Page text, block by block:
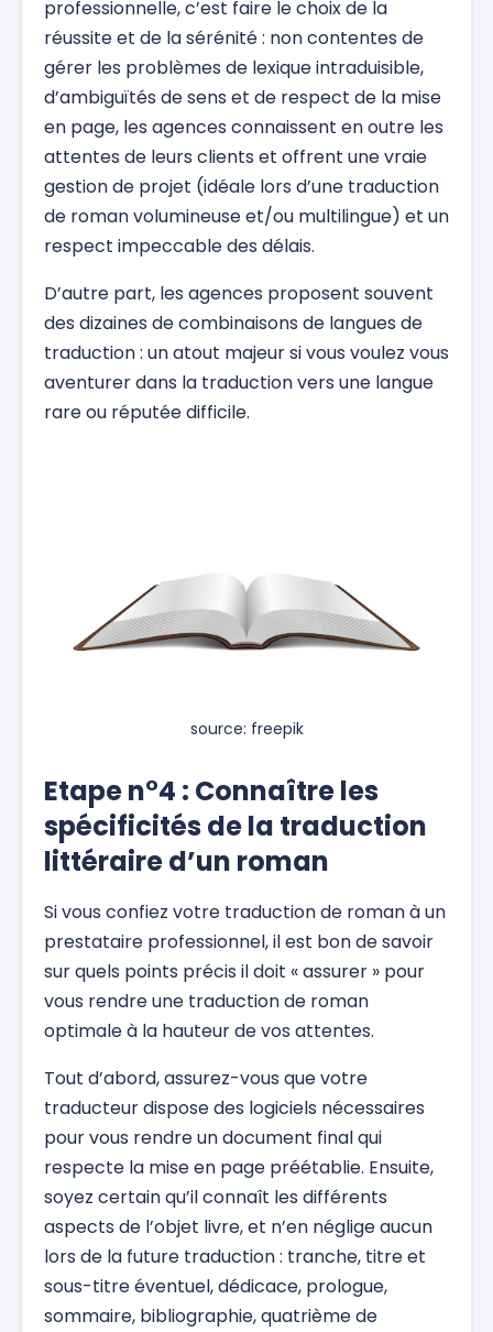
professionnelle, c’est faire le choix de la
réussite et de la sérénité : non contentes de
gérer les problèmes de lexique intraduisible,
d’ambiguïtés de sens et de respect de la mise
en page, les agences connaissent en outre les
attentes de leurs clients et offrent une vraie
gestion de projet (idéale lors d’une traduction
de roman volumineuse et/ou multilingue) et un
respect impeccable des délais.
D’autre part, les agences proposent souvent
des dizaines de combinaisons de langues de
traduction : un atout majeur si vous voulez vous
aventurer dans la traduction vers une langue
rare ou réputée difficile.
source: freepik
Etape n°4 : Connaître les
spécificités de la traduction
littéraire d’un roman
Si vous confiez votre traduction de roman à un
prestataire professionnel, il est bon de savoir
sur quels points précis il doit « assurer » pour
vous rendre une traduction de roman
optimale à la hauteur de vos attentes.
Tout d’abord, assurez-vous que votre
traducteur dispose des logiciels nécessaires
pour vous rendre un document final qui
respecte la mise en page préétablie. Ensuite,
soyez certain qu’il connaît les différents
aspects de l’objet livre, et n’en néglige aucun
lors de la future traduction : tranche, titre et
sous-titre éventuel, dédicace, prologue,
sommaire, bibliographie, quatrième de